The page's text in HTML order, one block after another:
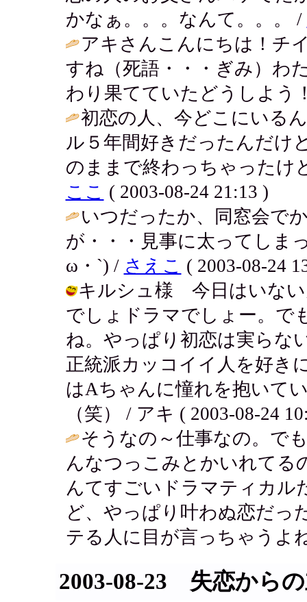
かなぁ。。。なんて。。。 /
アキさんこんにちは！チ
すね（死語・・・ぎみ）わ
わり果てていたどうしよう
初恋の人、今どこにいる
ル５年間好きだったんだけ
のままで終わっちゃったけ
ここ ( 2003-08-24 21:13 )
いつだったか、同窓会で
が・・・見事に太ってしま
ω・`) / さえこ ( 2003-08-24
キルシュ様 今日はいない
でしょドラマでしょー。で
ね。やっぱり初恋は実らな
正統派カッコイイ人を好き
はAちゃんに憧れを抱いて
（笑） / アキ ( 2003-08-24
そうなの～仕事なの。で
んなつっこみとかいれて
んてすごいドラマティカル
ど、やっぱり叶わぬ恋だっ
テる人に目が言っちゃうよ
2003-08-23 失恋から